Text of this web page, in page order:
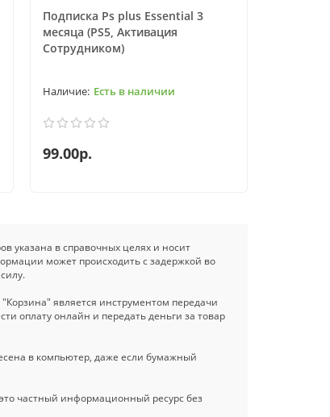
Подписка Ps plus Essential 3
месяца (PS5, Активация
Сотрудником)
Есть в наличии
99.00р.
указана в справочных целях и носит
может происходить с задержкой во
является инструментом передачи
оплату онлайн и передать деньги за товар
в компьютер, даже если бумажный
частный информационный ресурс без